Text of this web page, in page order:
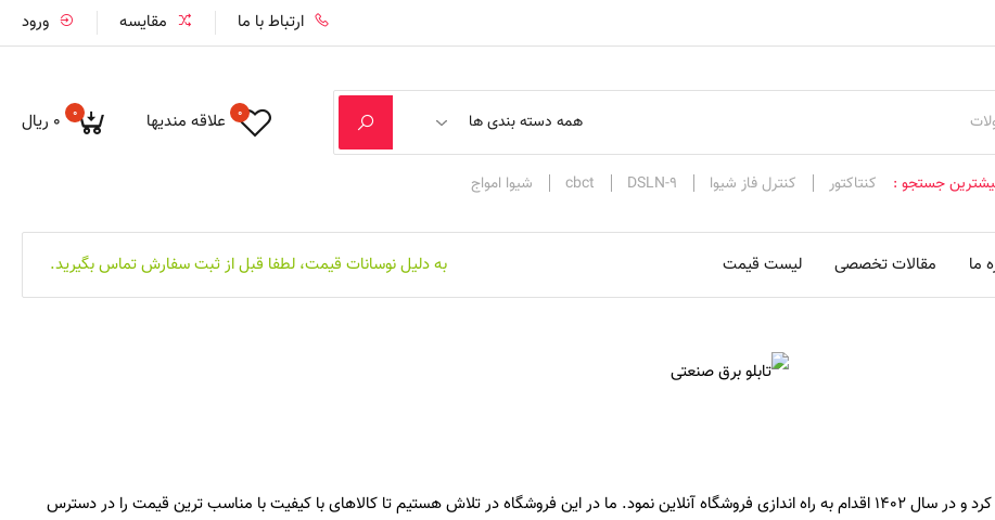
ارتباط با ما مقایسه ورود
همه دسته بندی ها
جستجو : کنتاکتور کنترل فاز شیوا DSLN-9
cbct شیوا امواج
0 علاقه مندیها 0 ‎ ۰ریال
ما مقالات تخصصی لیست قیمت به دلیل نوسانات قیمت، لطفا قبل از ثبت سفارش تماس بگیرید.
، در سال 1400 شروع به فعالیت کرد و در سال 1402 اقدام به راه اندازی فروشگاه آنلاین نمود. ما در این فروشگاه در تلاش هستیم تا کالاهای با کیفیت با مناسب ترین قیمت را در دسترس